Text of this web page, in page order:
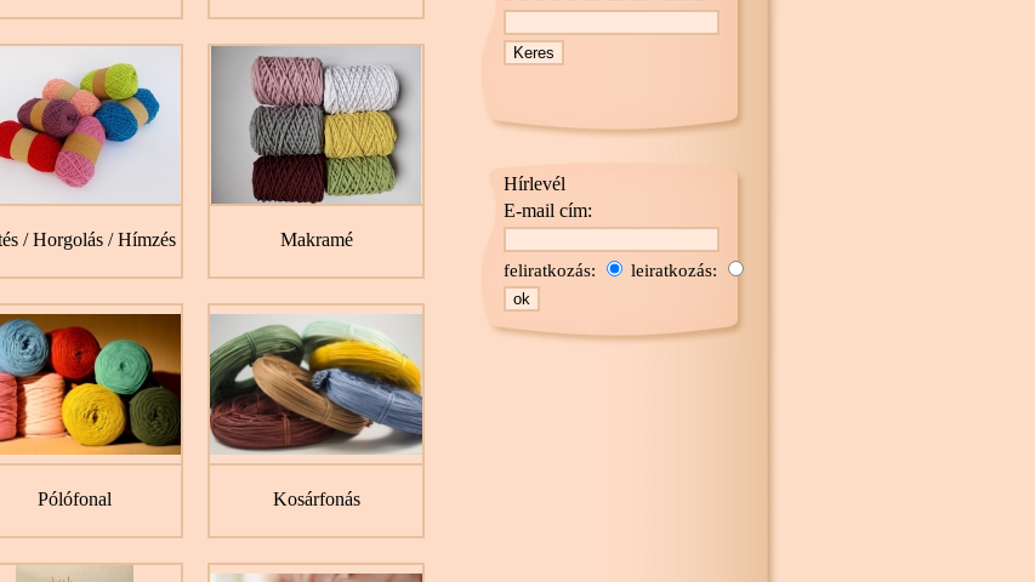
/ Horgolás / Hímzés Makramé
Pólófonal Kosárfonás
Hírlevél
E-mail cím:
feliratkozás: leiratkozás: